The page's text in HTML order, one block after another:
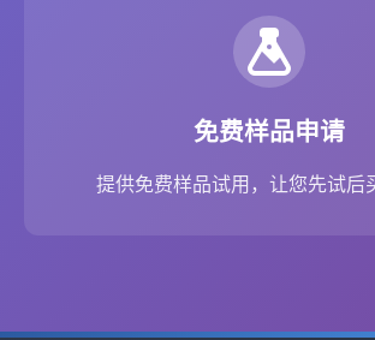
免费样品申请
提供免费样品试用，让您先试后